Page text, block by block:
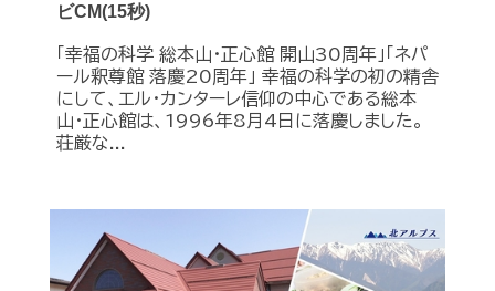
ビCM(15秒)
「幸福の科学 総本山・正心館 開山30周年」「ネパ
ール釈尊館 落慶20周年」 幸福の科学の初の精舎
にして、エル・カンターレ信仰の中心である総本
山・正心館は、1996年8月4日に落慶しました。
荘厳な...